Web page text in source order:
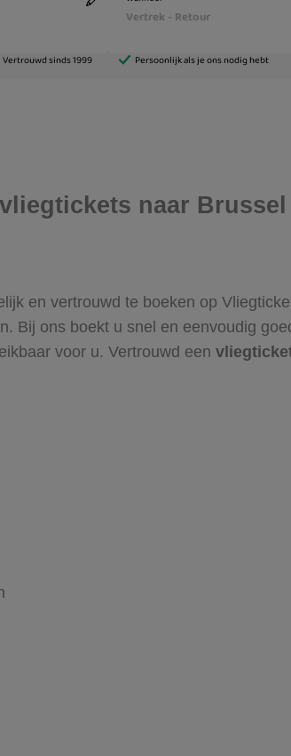
naar Brussel
en vertrouwd te boeken op
Bij ons boekt u snel en eenvoudig
voor u. Vertrouwd een